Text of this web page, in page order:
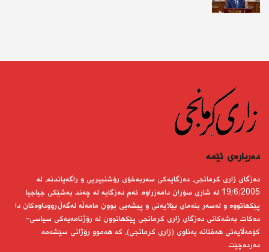
دەربارەى ئێمە
دەزگای زاری كرمانجی، دەزگایەكی سەربەخۆی رۆشنبیریی و راگەیاندنە، لە
19/6/2005 لە شاری سۆران دامەزراوە. ئەم دەزگایە لە چەند بەشێكی جیاجیا
پێكهاتووە و لەسەر بنەمای بێلایەنی و پیشەیی بوون مامەڵە لەگەڵ رووداوەكان دا
دەكات. بەشەكانی دەزگای زاری كرمانجی پێكهاتوون لە رۆژنامەیەكی سیاسی-
كۆمەڵایەتی هەفتانە بەناوی (زاری كرمانجی)، كە هەموو رۆژانی سێشەمە
دەردەچێت.